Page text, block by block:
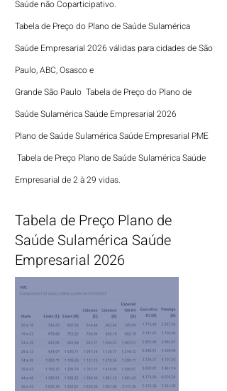
Saúde não Coparticipativo.
Tabela de Preçodo Plano de Saúde Sulamérica
Saúde Empresarial 2026 válidas para cidades de São
Paulo, ABC, Osasco e
Grande São Paulo Tabela de Preço do Plano de
Saúde Sulamérica Saúde Empresarial 2026
Plano de Saúde Sulamérica Saúde Empresarial PME
Tabela de Preço Plano de Saúde Sulamérica Saúde
Empresarial de 2 à 29 vidas.
Tabela de Preço Plano de
Saúde Sulamérica Saúde
Empresarial 2026